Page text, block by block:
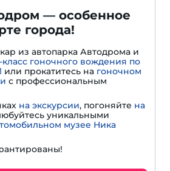
— особенное
города!
из автопарка Автодрома и
класс гоночного вождения по
или прокатитесь на гоночном
с профессиональным
на экскурсии, погоняйте на
уникальными
музее Ника